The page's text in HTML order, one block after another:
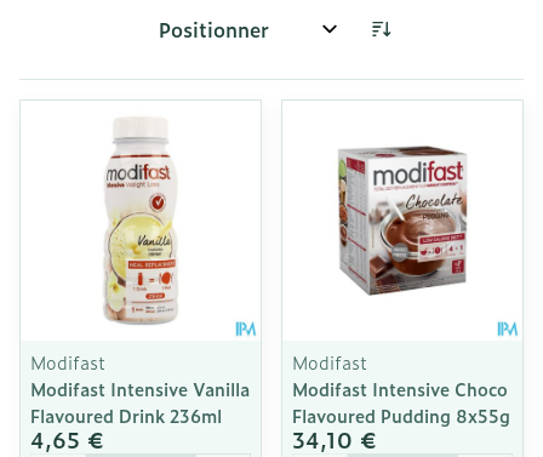
Trier par:
Modifast
Modifast Intensive Vanilla
Flavoured Drink 236ml
4,65 €
Modifast
Modifast Intensive Choco
Flavoured Pudding 8x55g
34,10 €